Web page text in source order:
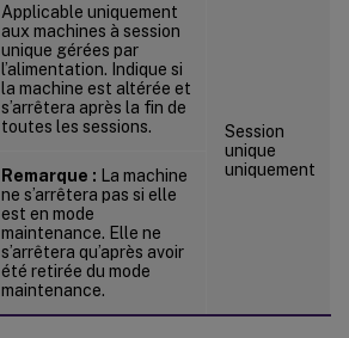
Applicable uniquement
aux machines à session
unique gérées par
l’alimentation. Indique si
la machine est altérée et
s’arrêtera après la fin de
toutes les sessions.
Session
unique
uniquement
Remarque : La machine
ne s’arrêtera pas si elle
est en mode
maintenance. Elle ne
s’arrêtera qu’après avoir
été retirée du mode
maintenance.